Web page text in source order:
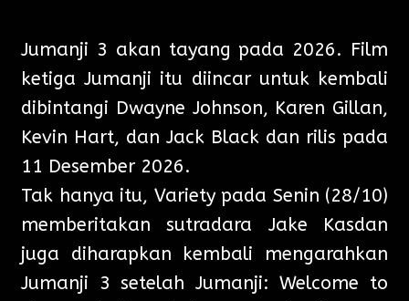
Jumanji 3 akan tayang pada 2026. Film
ketiga Jumanji itu diincar untuk kembali
dibintangi Dwayne Johnson, Karen Gillan,
Kevin Hart, dan Jack Black dan rilis pada
11 Desember 2026.
Tak hanya itu, Variety pada Senin (28/10)
memberitakan sutradara Jake Kasdan
juga diharapkan kembali mengarahkan
Jumanji 3 setelah Jumanji: Welcome to